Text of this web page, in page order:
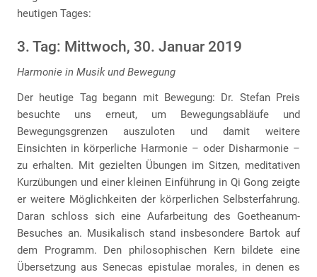
heutigen Tages:
3. Tag: Mittwoch, 30. Januar 2019
Harmonie in Musik und Bewegung
Der heutige Tag begann mit Bewegung: Dr. Stefan Preis
besuchte uns erneut, um Bewegungsabläufe und
Bewegungsgrenzen auszuloten und damit weitere
Einsichten in körperliche Harmonie – oder Disharmonie –
zu erhalten. Mit gezielten Übungen im Sitzen, meditativen
Kurzübungen und einer kleinen Einführung in Qi Gong zeigte
er weitere Möglichkeiten der körperlichen Selbsterfahrung.
Daran schloss sich eine Aufarbeitung des Goetheanum-
Besuches an. Musikalisch stand insbesondere Bartok auf
dem Programm. Den philosophischen Kern bildete eine
Übersetzung aus Senecas epistulae morales, in denen es